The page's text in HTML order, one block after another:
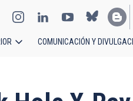
COMUNICACIÓN Y